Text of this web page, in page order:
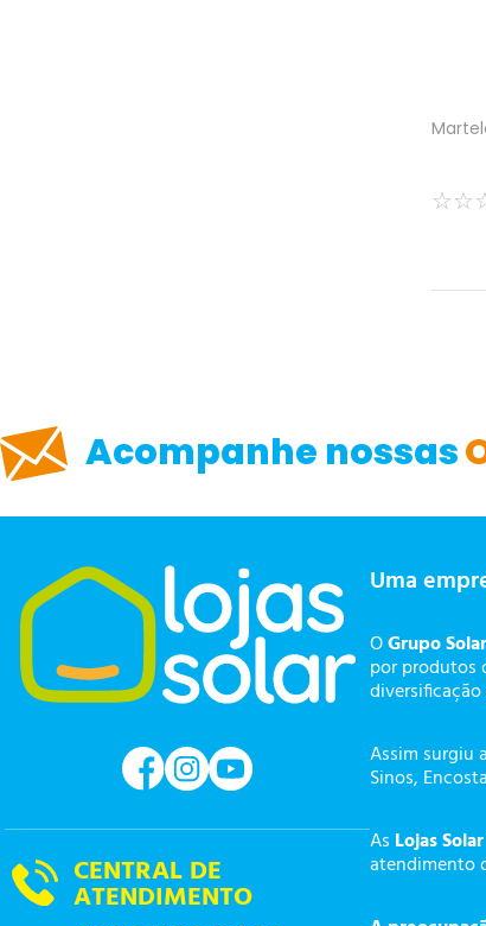
☆☆
Acompanhe nossas
CENTRAL DE
ATENDIMENTO
Uma
OGrupo Solar
por produtos
Assim surgiu
Sinos,
As Lojas Solar
atendimento